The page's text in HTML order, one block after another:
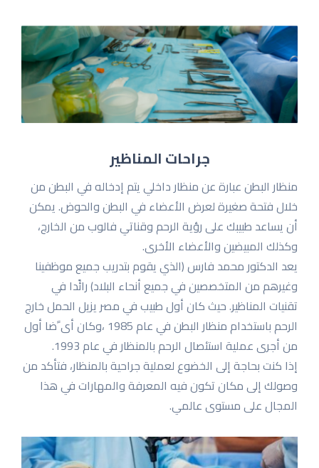
جراحات المناظير
منظار البطن عبارة عن منظار داخلي یتم إدخاله في البطن من
خلال فتحة صغیرة لعرض الأعضاء في البطن والحوض. یمكن
أن یساعد طبیبك على رؤیة الرحم وقناتي فالوب من الخارج،
وكذلك المبیضین والأعضاء الأخرى.
یعد الدكتور محمد فارس (الذي یقوم بتدریب جمیع موظفینا
وغیرهم من المتخصصین في جمیع أنحاء البلاد) رائًدا في
تقنیات المناظیر. حیث كان أول طبیب في مصر یزیل الحمل خارج
الرحم باستخدام منظار البطن في عام 1985 ،وكان أی ًضا أول
من أجرى عملیة استئصال الرحم بالمنظار في عام 1993.
إذا كنت بحاجة إلى الخضوع لعملیة جراحیة بالمنظار، فتأكد من
وصولك إلى مكان تكون فیه المعرفة والمهارات في هذا
المجال على مستوى عالمي.